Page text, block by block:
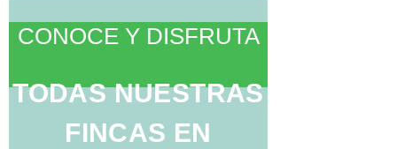
CONOCE Y DISFRUTA
TODAS NUESTRAS
FINCAS EN